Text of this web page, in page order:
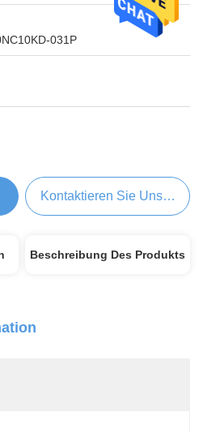
031P
Kontaktieren Sie Uns Jetzt
Beschreibung Des Produkts